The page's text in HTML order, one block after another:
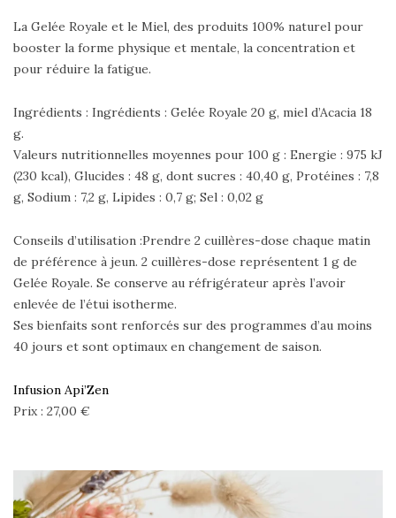
La Gelée Royale et le Miel, des produits 100% naturel pour
booster la forme physique et mentale, la concentration et
pour réduire la fatigue.
Ingrédients : Ingrédients : Gelée Royale 20 g, miel d’Acacia 18
g.
Valeurs nutritionnelles moyennes pour 100 g : Energie : 975 kJ
(230 kcal), Glucides : 48 g, dont sucres : 40,40 g, Protéines : 7,8
g, Sodium : 7,2 g, Lipides : 0,7 g; Sel : 0,02 g
Conseils d’utilisation :Prendre 2 cuillères-dose chaque matin
de préférence à jeun. 2 cuillères-dose représentent 1 g de
Gelée Royale. Se conserve au réfrigérateur après l’avoir
enlevée de l’étui isotherme.
Ses bienfaits sont renforcés sur des programmes d’au moins
40 jours et sont optimaux en changement de saison.
Infusion Api’Zen
Prix : 27,00 €